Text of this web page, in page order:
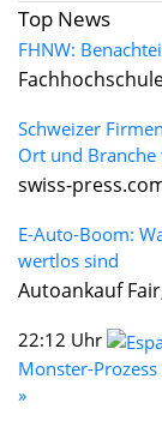
Top News
FHNW:
Schweizer
Ort und Branche
swiss-
E-Auto-Boom:
wertlos sind
Autoankauf
22:12 Uhr
Monster-
»